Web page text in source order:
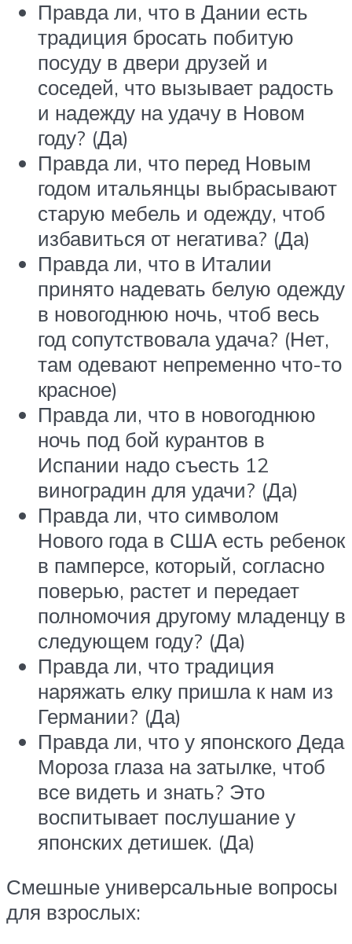
Правда ли, что в Дании есть
традиция бросать побитую
посуду в двери друзей и
соседей, что вызывает радость
и надежду на удачу в Новом
году? (Да)
Правда ли, что перед Новым
годом итальянцы выбрасывают
старую мебель и одежду, чтоб
избавиться от негатива? (Да)
Правда ли, что в Италии
принято надевать белую одежду
в новогоднюю ночь, чтоб весь
год сопутствовала удача? (Нет,
там одевают непременно что-то
красное)
Правда ли, что в новогоднюю
ночь под бой курантов в
Испании надо съесть 12
виноградин для удачи? (Да)
Правда ли, что символом
Нового года в США есть ребенок
в памперсе, который, согласно
поверью, растет и передает
полномочия другому младенцу в
следующем году? (Да)
Правда ли, что традиция
наряжать елку пришла к нам из
Германии? (Да)
Правда ли, что у японского Деда
Мороза глаза на затылке, чтоб
все видеть и знать? Это
воспитывает послушание у
японских детишек. (Да)
Смешные универсальные вопросы
для взрослых: